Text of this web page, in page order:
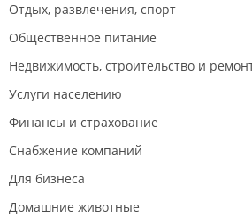
Отдых, развлечения, спорт
Общественное питание
Недвижимость, строительство и
Услуги населению
Финансы и страхование
Снабжение компаний
Для бизнеса
Домашние животные